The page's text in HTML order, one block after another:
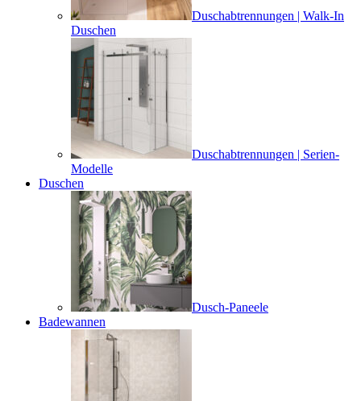
Duschabtrennungen | Walk-In
Duschen
Duschabtrennungen | Serien-
Modelle
Duschen
Dusch-Paneele
Badewannen